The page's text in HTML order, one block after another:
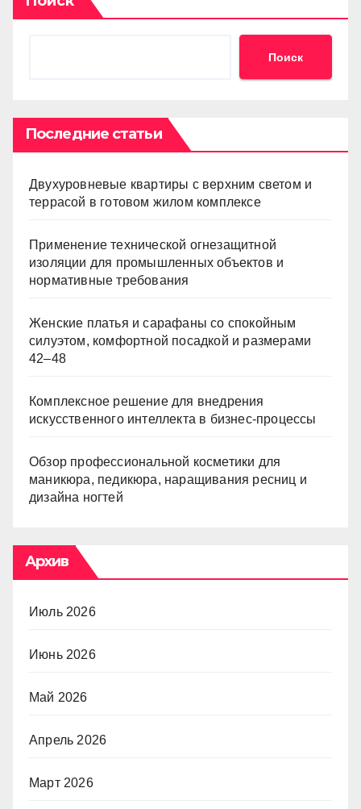
Поиск
Последние статьи
Двухуровневые квартиры с верхним светом и
террасой в готовом жилом комплексе
Применение технической огнезащитной
изоляции для промышленных объектов и
нормативные требования
Женские платья и сарафаны со спокойным
силуэтом, комфортной посадкой и размерами
42–48
Комплексное решение для внедрения
искусственного интеллекта в бизнес-процессы
Обзор профессиональной косметики для
маникюра, педикюра, наращивания ресниц и
дизайна ногтей
Архив
Июль 2026
Июнь 2026
Май 2026
Апрель 2026
Март 2026